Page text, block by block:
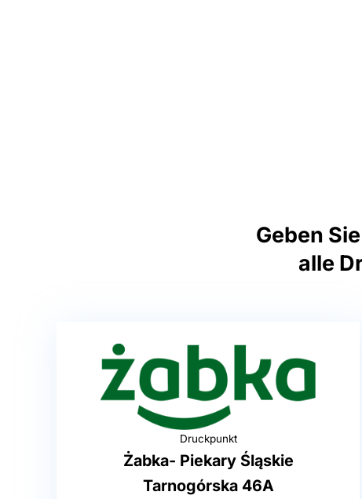
Geben
alle
Druckpunkt
Żabka- Piekary Śląskie
Tarnogórska 46A